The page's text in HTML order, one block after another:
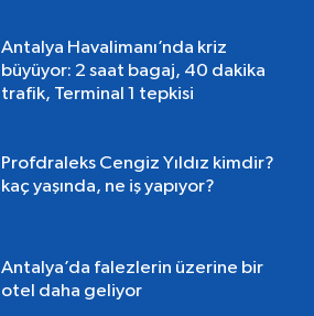
Antalya Havalimanı’nda kriz
büyüyor: 2 saat bagaj, 40 dakika
trafik, Terminal 1 tepkisi
Profdraleks Cengiz Yıldız kimdir?
kaç yaşında, ne iş yapıyor?
Antalya’da falezlerin üzerine bir
otel daha geliyor